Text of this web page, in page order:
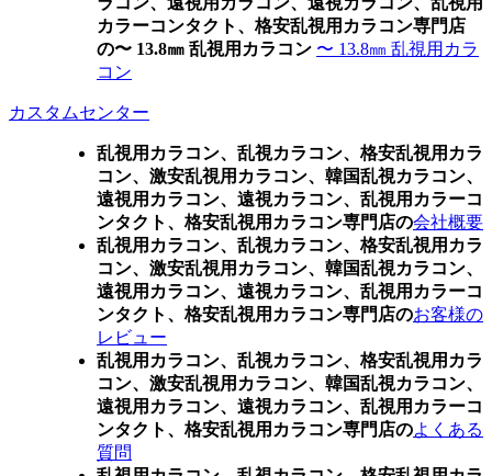
カラーコンタクト、格安乱視用カラコン専門店
の〜 13.8㎜ 乱視用カラコン 〜 13.8㎜ 乱視用カラ
コン
カスタムセンター
乱視用カラコン、乱視カラコン、格安乱視用カラ
コン、激安乱視用カラコン、韓国乱視カラコン、
遠視用カラコン、遠視カラコン、乱視用カラーコ
ンタクト、格安乱視用カラコン専門店の会社概要
乱視用カラコン、乱視カラコン、格安乱視用カラ
コン、激安乱視用カラコン、韓国乱視カラコン、
遠視用カラコン、遠視カラコン、乱視用カラーコ
ンタクト、格安乱視用カラコン専門店のお客様の
レビュー
乱視用カラコン、乱視カラコン、格安乱視用カラ
コン、激安乱視用カラコン、韓国乱視カラコン、
遠視用カラコン、遠視カラコン、乱視用カラーコ
ンタクト、格安乱視用カラコン専門店のよくある
質問